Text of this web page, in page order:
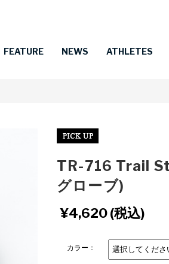
FEATURE NEWS ATHLETES
TR-716 Trail
グローブ)
¥4,620(税込)
カラー：